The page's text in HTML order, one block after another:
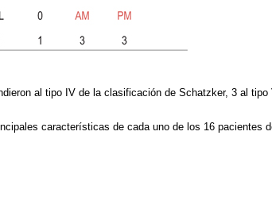
al tipo IV de la clasificación de Schatzker, 3 al
características de cada uno de los 16 pacientes